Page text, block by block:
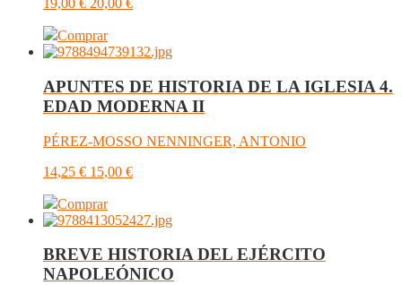
19,00 € 20,00 €
Comprar
APUNTES DE HISTORIA DE LA IGLESIA 4.
EDAD MODERNA II
PÉREZ-MOSSO NENNINGER, ANTONIO
14,25 € 15,00 €
Comprar
BREVE HISTORIA DEL EJÉRCITO
NAPOLEÓNICO